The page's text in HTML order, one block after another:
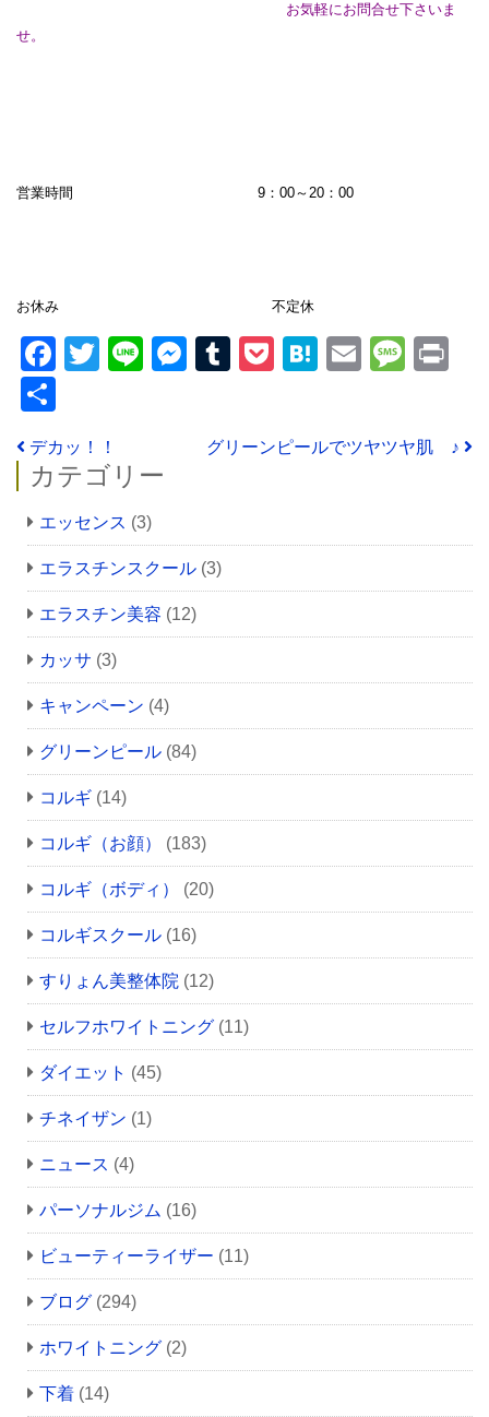
お気軽にお問合せ下さいま
せ。
営業時間 9：00～20：00
お休み 不定休
Facebook
TwitterLineMessenger
Tumblr
Pocket
Hatena
Email
投稿ナビゲーション
デカッ！！ グリーンピールでツヤツヤ肌 ♪
カテゴリー
エッセンス (3)
エラスチンスクール (3)
エラスチン美容 (12)
カッサ (3)
キャンペーン (4)
グリーンピール (84)
コルギ (14)
コルギ（お顔） (183)
コルギ（ボディ） (20)
コルギスクール (16)
すりょん美整体院 (12)
セルフホワイトニング (11)
ダイエット (45)
チネイザン (1)
ニュース (4)
パーソナルジム (16)
ビューティーライザー (11)
ブログ (294)
ホワイトニング (2)
下着 (14)